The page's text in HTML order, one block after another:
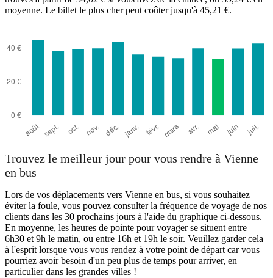
moyenne. Le billet le plus cher peut coûter jusqu'à 45,21 €.
Trouvez le meilleur jour pour vous rendre à Vienne
en bus
Lors de vos déplacements vers Vienne en bus, si vous souhaitez
éviter la foule, vous pouvez consulter la fréquence de voyage de nos
clients dans les 30 prochains jours à l'aide du graphique ci-dessous.
En moyenne, les heures de pointe pour voyager se situent entre
6h30 et 9h le matin, ou entre 16h et 19h le soir. Veuillez garder cela
à l'esprit lorsque vous vous rendez à votre point de départ car vous
pourriez avoir besoin d'un peu plus de temps pour arriver, en
particulier dans les grandes villes !